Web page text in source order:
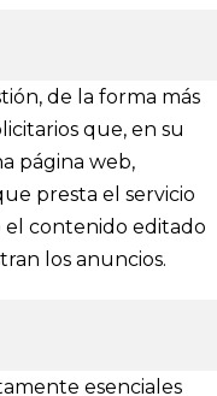
de la forma más
que, en su
página web,
presta el servicio
el contenido editado
los anuncios.
esenciales